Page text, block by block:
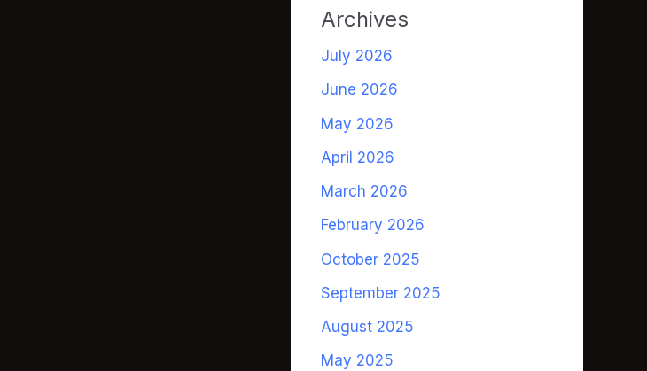
Archives
July 2026
June 2026
May 2026
April 2026
March 2026
February 2026
October 2025
September 2025
August 2025
May 2025